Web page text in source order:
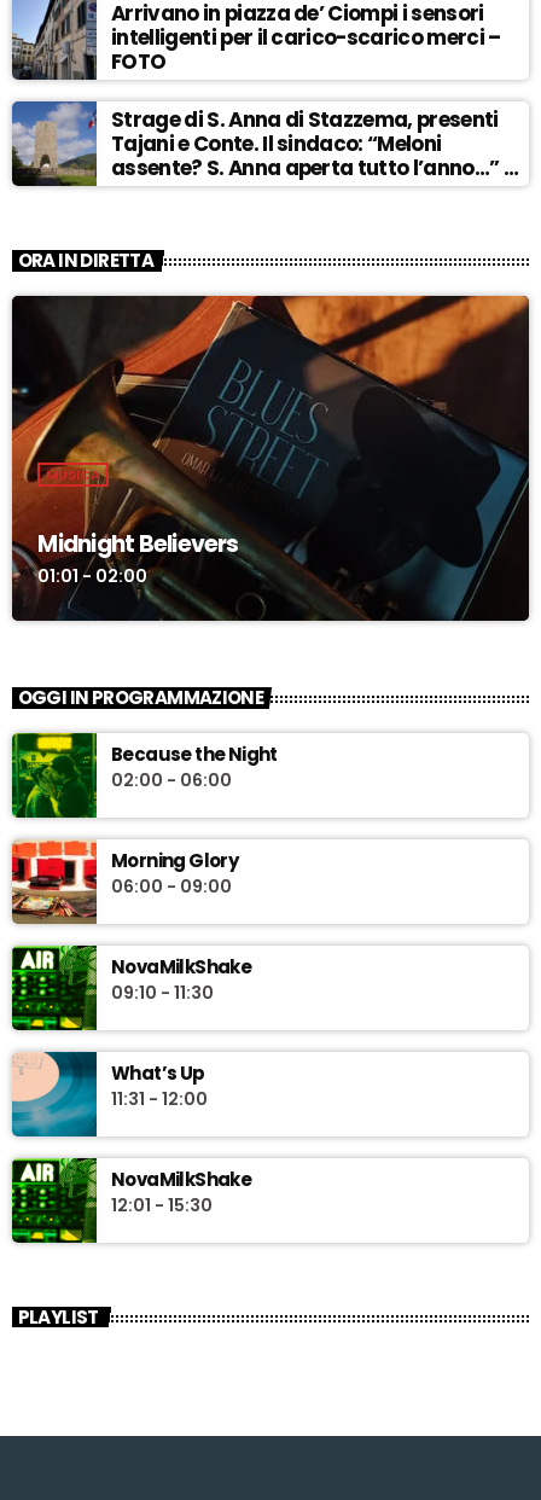
Arrivano in piazza de’ Ciompi i sensori
intelligenti per il carico-scarico merci –
FOTO
Strage di S. Anna di Stazzema, presenti
Tajani e Conte. Il sindaco: “Meloni
assente? S. Anna aperta tutto l’anno…” –
ASCOLTA
ORA IN DIRETTA
MUSICA
Midnight Believers
01:01 - 02:00
OGGI IN PROGRAMMAZIONE
Because the Night
02:00 - 06:00
Morning Glory
06:00 - 09:00
NovaMilkShake
09:10 - 11:30
What’s Up
11:31 - 12:00
NovaMilkShake
12:01 - 15:30
PLAYLIST